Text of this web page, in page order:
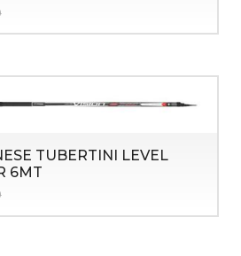
TUBERTINI LEVEL
6MT